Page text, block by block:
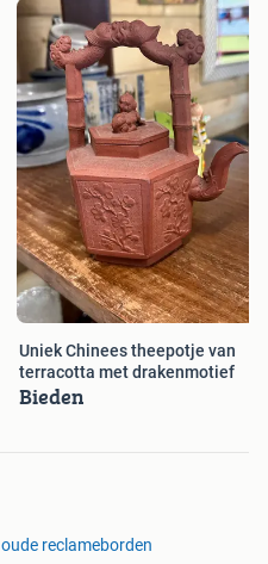
Uniek Chinees theepotje van
terracotta met drakenmotief
Bieden
oude reclameborden